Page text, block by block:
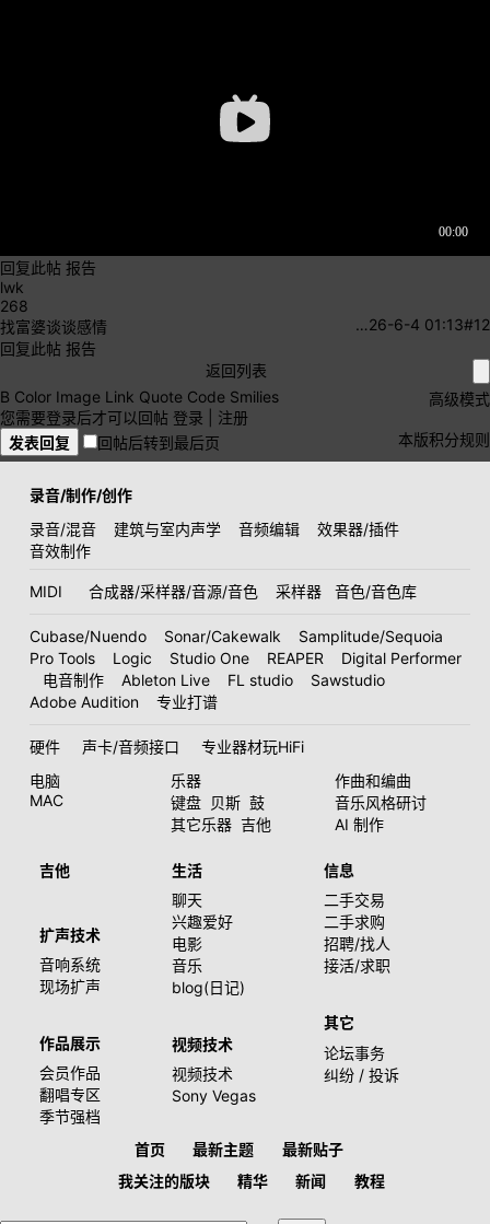
回复此帖 报告
lwk
268
#12
26-6-4 01:13
…
找富婆谈谈感情
回复此帖 报告
返回列表
高级模式
B Color Image Link Quote Code Smilies
您需要登录后才可以回帖 登录
注册
本版积分规则
发表回复 回帖后转到最后页
录音/制作/创作
录音/混音
建筑与室内声学 音频编辑
效果器/插件
音效制作
MIDI 合成器/采样器/音源/音色 采样器 音色/音色库
Cubase/Nuendo Sonar/Cakewalk
Samplitude/Sequoia
Pro Tools
Logic Studio One REAPER
Digital Performer
电音制作
Ableton Live FL studio
Sawstudio
Adobe Audition
专业打谱
硬件 声卡/音频接口
专业器材玩HiFi
电脑
MAC
乐器
键盘 贝斯 鼓
其它乐器 吉他
作曲和编曲
音乐风格研讨
AI 制作
吉他
扩声技术
音响系统
现场扩声
作品展示
会员作品
翻唱专区
季节强档
生活
聊天
兴趣爱好
电影
音乐
blog(日记)
视频技术
视频技术
Sony Vegas
信息
二手交易
二手求购
招聘/找人
接活/求职
其它
论坛事务
纠纷 / 投诉
首页 最新主题
最新贴子
我关注的版块
精华 新闻 教程